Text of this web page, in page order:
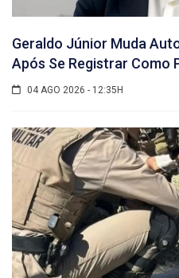
Geraldo Júnior Muda
Após Se Registrar Como
04 AGO 2026 - 12:35H